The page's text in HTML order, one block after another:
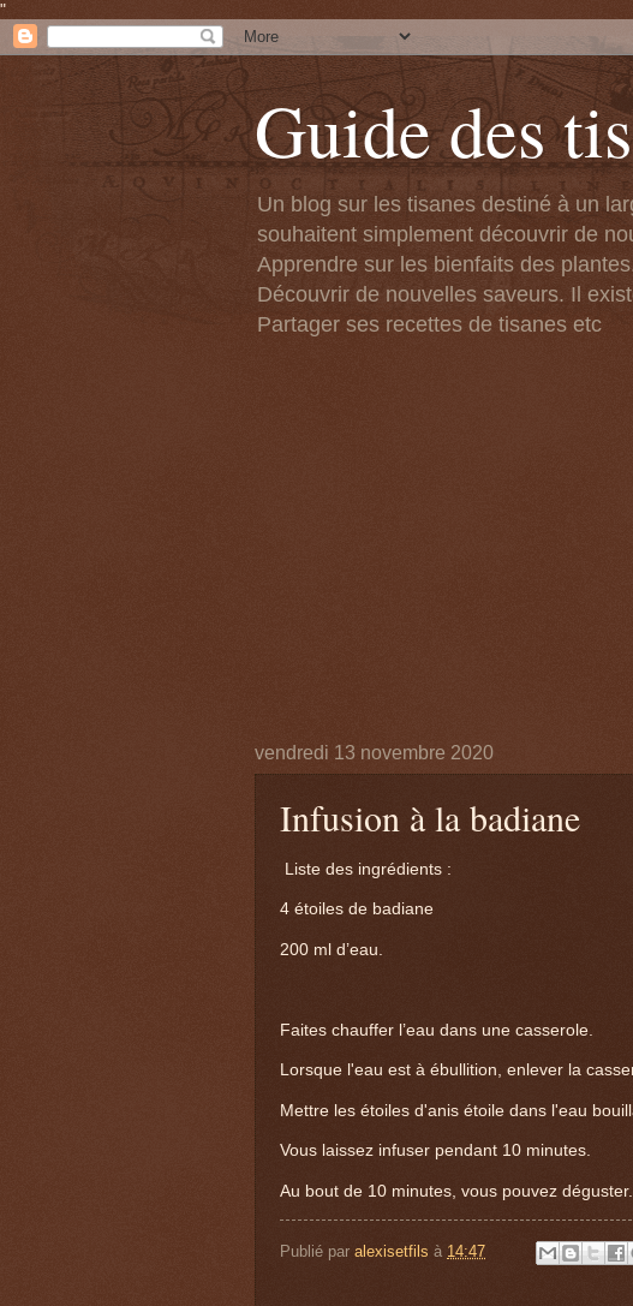
"
Guide des
Un blog sur les tisanes destiné à un
souhaitent simplement découvrir de
Apprendre sur les bienfaits des
Découvrir de nouvelles saveurs. Il
Partager ses recettes de tisanes etc
vendredi 13 novembre 2020
Infusion à la badiane
Liste des ingrédients :
4 étoiles de badiane
200 ml d’eau.
Faites chauffer l’eau dans une casserole.
Lorsque l'eau est à ébullition, enlever la
Mettre les étoiles d'anis étoile dans l'eau
Vous laissez infuser pendant 10 minutes.
Au bout de 10 minutes, vous pouvez déguster.
Publié par alexisetfils à 14:47